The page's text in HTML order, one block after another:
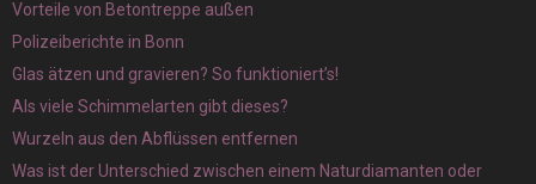
Vorteile von Betontreppe außen
Polizeiberichte in Bonn
Glas ätzen und gravieren? So funktioniert’s!
Als viele Schimmelarten gibt dieses?
Wurzeln aus den Abflüssen entfernen
Was ist der Unterschied zwischen einem Naturdiamanten oder